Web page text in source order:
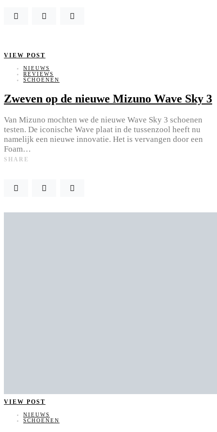
VIEW POST
NIEUWS
REVIEWS
SCHOENEN
Zweven op de nieuwe Mizuno Wave Sky 3
Van Mizuno mochten we de nieuwe Wave Sky 3 schoenen
testen. De iconische Wave plaat in de tussenzool heeft nu
namelijk een nieuwe innovatie. Het is vervangen door een
Foam…
SHARE
VIEW POST
NIEUWS
SCHOENEN